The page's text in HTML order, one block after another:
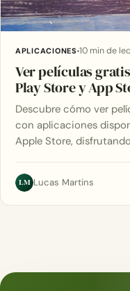
APLICACIONES 10 min de
Ver películas
Play Store y App
Descubre cómo ver
con aplicaciones
Apple Store,
LM Lucas Martins